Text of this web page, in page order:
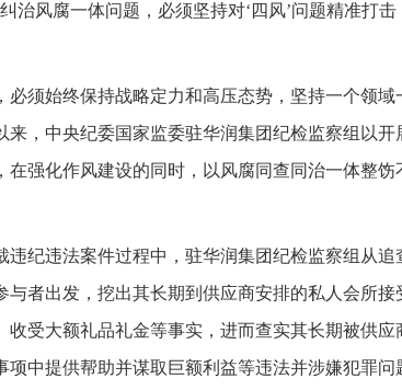
治风腐一体问题，必须坚持对‘四风’问题精准打
须始终保持战略定力和高压态势，坚持一个领域
来，中央纪委国家监委驻华润集团纪检监察组以开
在强化作风建设的同时，以风腐同查同治一体整饬
违纪违法案件过程中，驻华润集团纪检监察组从追
与者出发，挖出其长期到供应商安排的私人会所接
受大额礼品礼金等事实，进而查实其长期被供应
中提供帮助并谋取巨额利益等违法并涉嫌犯罪问